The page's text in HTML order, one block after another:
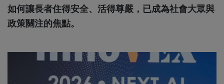
如何讓長者住得安全、活得尊嚴，已成為社會大眾與
政策關注的焦點。